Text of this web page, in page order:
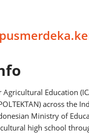
Education
across the
Ministry of
high school